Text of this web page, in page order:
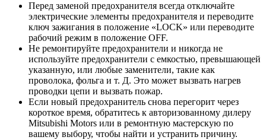
Перед заменой предохранителя всегда отключайте
электрические элементы предохранителя и переводите
ключ зажигания в положение «LOCK» или переводите
рабочий режим в положение OFF.
Не ремонтируйте предохранители и никогда не
используйте предохранители с емкостью, превышающей
указанную, или любые заменители, такие как
проволока, фольга и т. Д. Это может вызвать нагрев
проводки цепи и вызвать пожар.
Если новый предохранитель снова перегорит через
короткое время, обратитесь к авторизованному дилеру
Mitsubishi Motors или в ремонтную мастерскую по
вашему выбору, чтобы найти и устранить причину.